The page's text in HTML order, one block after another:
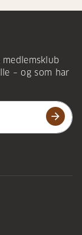
medlemsklub
– og som har
arrow_forward